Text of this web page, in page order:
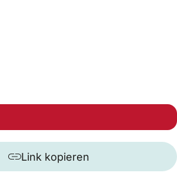
Link kopieren